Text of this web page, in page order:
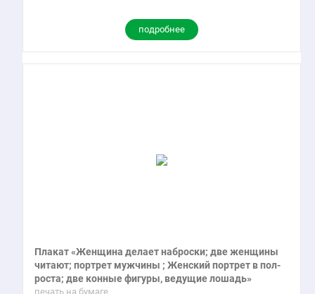
подробнее
Плакат «Женщина делает наброски; две женщины
читают; портрет мужчины ; Женский портрет в пол-
роста; две конные фигуры, ведущие лошадь»
печать на бумаге